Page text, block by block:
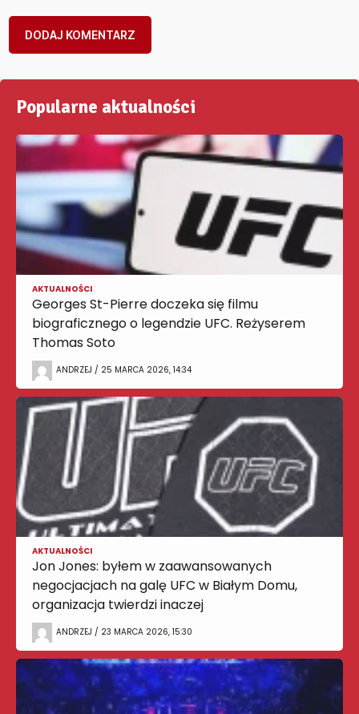
Popularne aktualności
AKTUALNOŚCI
Georges St-Pierre doczeka się filmu
biograficznego o legendzie UFC. Reżyserem
Thomas Soto
ANDRZEJ / 25 MARCA 2026, 14:34
AKTUALNOŚCI
Jon Jones: byłem w zaawansowanych
negocjacjach na galę UFC w Białym Domu,
organizacja twierdzi inaczej
ANDRZEJ / 23 MARCA 2026, 15:30